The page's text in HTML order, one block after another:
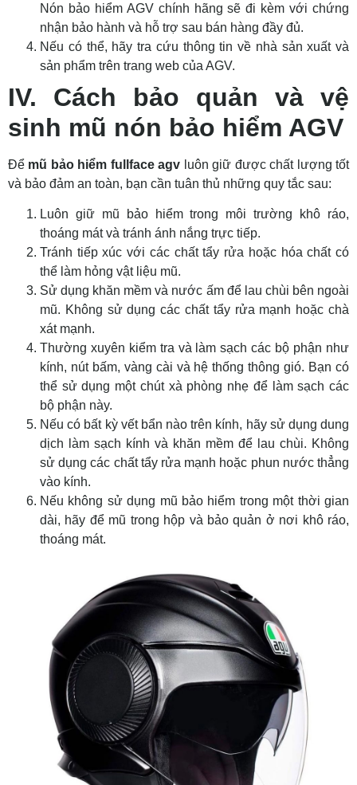
Nón bảo hiểm AGV chính hãng sẽ đi kèm với chứng
nhận bảo hành và hỗ trợ sau bán hàng đầy đủ.
Nếu có thể, hãy tra cứu thông tin về nhà sản xuất và
sản phẩm trên trang web của AGV.
IV. Cách bảo quản và vệ
sinh mũ nón bảo hiểm AGV
Để mũ bảo hiểm fullface agv luôn giữ được chất lượng tốt
và bảo đảm an toàn, bạn cần tuân thủ những quy tắc sau:
Luôn giữ mũ bảo hiểm trong môi trường khô ráo,
thoáng mát và tránh ánh nắng trực tiếp.
Tránh tiếp xúc với các chất tẩy rửa hoặc hóa chất có
thể làm hỏng vật liệu mũ.
Sử dụng khăn mềm và nước ấm để lau chùi bên ngoài
mũ. Không sử dụng các chất tẩy rửa mạnh hoặc chà
xát mạnh.
Thường xuyên kiểm tra và làm sạch các bộ phận như
kính, nút bấm, vàng cài và hệ thống thông gió. Bạn có
thể sử dụng một chút xà phòng nhẹ để làm sạch các
bộ phận này.
Nếu có bất kỳ vết bẩn nào trên kính, hãy sử dụng dung
dịch làm sạch kính và khăn mềm để lau chùi. Không
sử dụng các chất tẩy rửa mạnh hoặc phun nước thẳng
vào kính.
Nếu không sử dụng mũ bảo hiểm trong một thời gian
dài, hãy để mũ trong hộp và bảo quản ở nơi khô ráo,
thoáng mát.